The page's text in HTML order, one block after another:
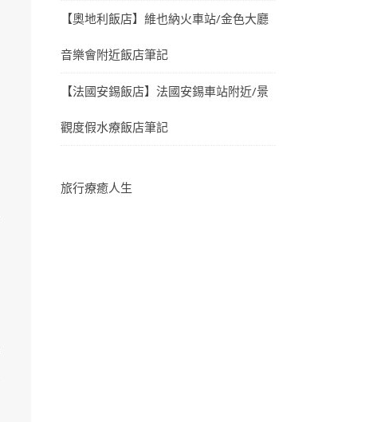
【奧地利飯店】維也納火車站/金色大廳
音樂會附近飯店筆記
【法國安錫飯店】法國安錫車站附近/景
觀度假水療飯店筆記
旅行療癒人生